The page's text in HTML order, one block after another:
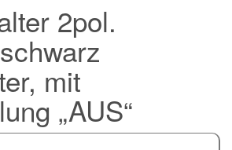
2pol.
mit
„AUS“